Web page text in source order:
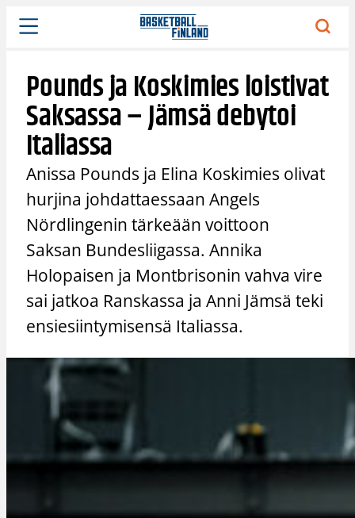
Siirry
sisältöön
Pounds ja Koskimies loistivat
Saksassa – Jämsä debytoi
Italiassa
Anissa Pounds ja Elina Koskimies olivat
hurjina johdattaessaan Angels
Nördlingenin tärkeään voittoon
Saksan Bundesliigassa. Annika
Holopaisen ja Montbrisonin vahva vire
sai jatkoa Ranskassa ja Anni Jämsä teki
ensiesiintymisensä Italiassa.